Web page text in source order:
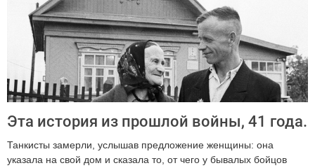
Эта история из прошлой войны, 41 года.
Танкисты замерли, услышав предложение женщины: она
указала на свой дом и сказала то, от чего у бывалых бойцов